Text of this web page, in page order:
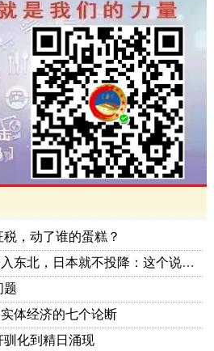
，动了谁的蛋糕？
李克勤 | 苏联红军不进入东北，日本就不投降：这个说法来自哪里？是否说得通？
题
体经济的七个论断
化到精日涌现